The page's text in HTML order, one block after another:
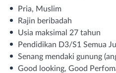
Pria, Muslim
Rajin beribadah
Usia maksimal 27 tahun
Pendidikan D3/S1 Semua
Senang mendaki gunung
Good looking, Good